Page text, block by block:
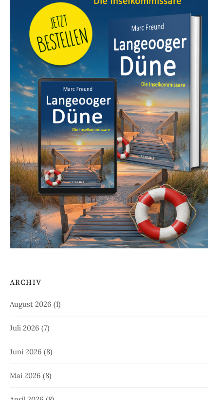
ARCHIV
August 2026 (1)
Juli 2026 (7)
Juni 2026 (8)
Mai 2026 (8)